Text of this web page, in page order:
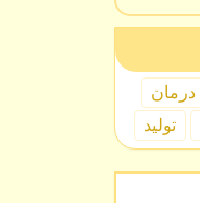
درمان
تولید